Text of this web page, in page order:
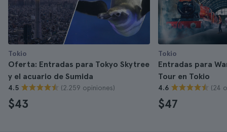
Tokio
Oferta: Entradas para Tokyo Skytree
y el acuario de Sumida
4.5 (2.259 opiniones)
$43
Tokio
Entradas para
Tour en Tokio
4.6 (24
$47